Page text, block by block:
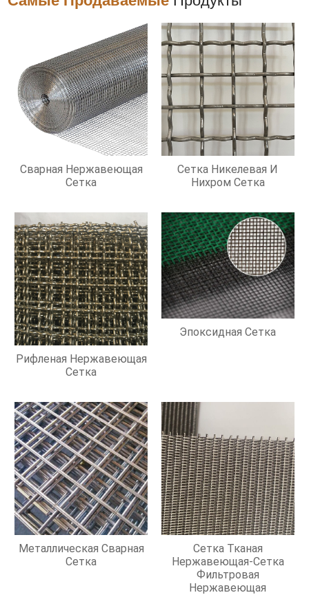
Сварная Нержавеющая
Сетка
Сетка Никелевая И
Нихром Сетка
Рифленая Нержавеющая
Сетка
Эпоксидная Сетка
Металлическая Сварная
Сетка
Сетка Тканая
Нержавеющая-Сетка
Фильтровая
Нержавеющая